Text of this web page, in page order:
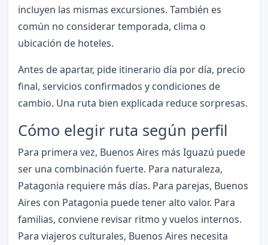
incluyen las mismas excursiones. También es
común no considerar temporada, clima o
ubicación de hoteles.
Antes de apartar, pide itinerario día por día, precio
final, servicios confirmados y condiciones de
cambio. Una ruta bien explicada reduce sorpresas.
Cómo elegir ruta según perfil
Para primera vez, Buenos Aires más Iguazú puede
ser una combinación fuerte. Para naturaleza,
Patagonia requiere más días. Para parejas, Buenos
Aires con Patagonia puede tener alto valor. Para
familias, conviene revisar ritmo y vuelos internos.
Para viajeros culturales, Buenos Aires necesita